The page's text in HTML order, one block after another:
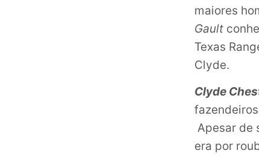
maiores
Gault
Texas
Clyde.
Clyde
Apesar de
era por